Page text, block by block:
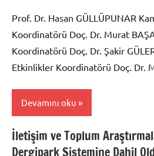
Prof. Dr. Hasan GÜLLÜPUNAR
Koordinatörü Doç. Dr. Murat
Koordinatörü Doç. Dr. Şakir
Etkinlikler Koordinatörü Doç. Dr.
Devamını oku
Kurullar
İletişim ve Toplum
Dergipark Sistemine Dahil